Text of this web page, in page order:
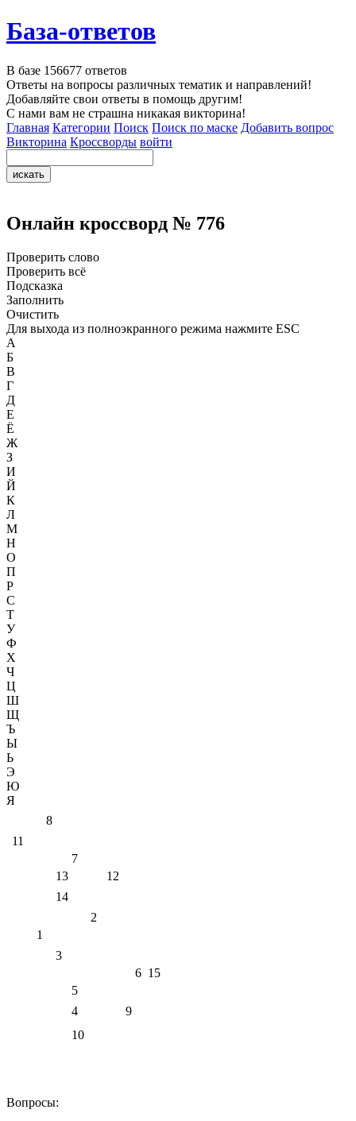
База-ответов
В базе 156677 ответов
Ответы на вопросы различных тематик и направлений!
Добавляйте свои ответы в помощь другим!
С нами вам не страшна никакая викторина!
Главная Категории Поиск Поиск по маске Добавить вопрос
Викторина Кроссворды войти
Онлайн кроссворд № 776
Проверить слово
Проверить всё
Подсказка
Заполнить
Очистить
Для выхода из полноэкранного режима нажмите ESC
А
Б
В
Г
Д
Е
Ё
Ж
З
И
Й
К
Л
М
Н
О
П
Р
С
Т
У
Ф
Х
Ч
Ц
Ш
Щ
Ъ
Ы
Ь
Э
Ю
Я
8
11
7
13
12
14
2
1
3
6 15
5
4
9
10
Вопросы: